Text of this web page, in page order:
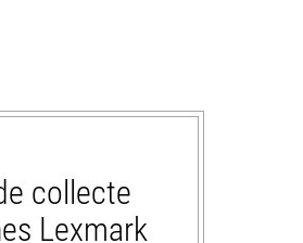
collecte
Lexmark